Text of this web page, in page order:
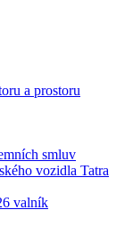
a prostoru
smluv
vozidla Tatra
valník